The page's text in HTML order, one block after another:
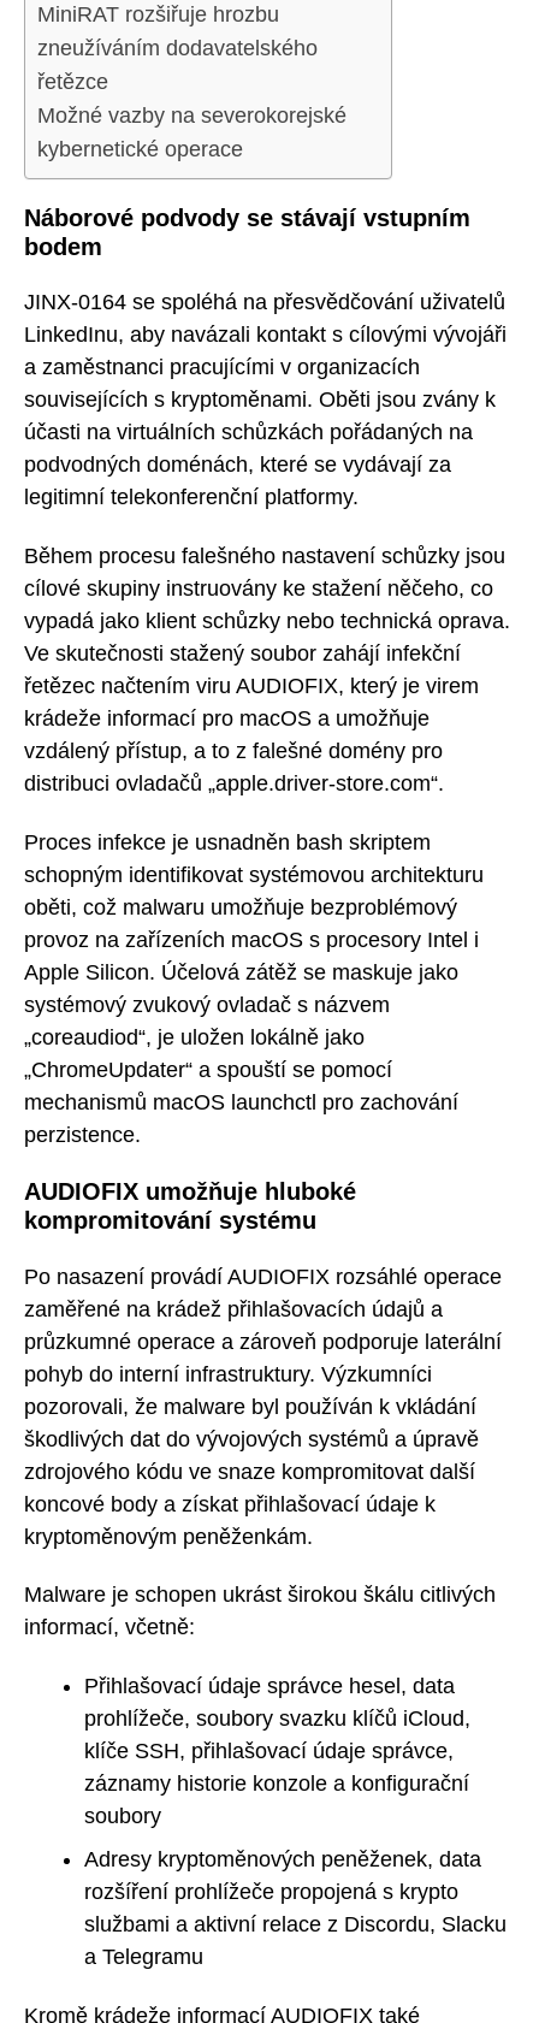
MiniRAT rozšiřuje hrozbu
zneužíváním dodavatelského
řetězce
Možné vazby na severokorejské
kybernetické operace
Náborové podvody se stávají vstupním
bodem
JINX-0164 se spoléhá na přesvědčování uživatelů
LinkedInu, aby navázali kontakt s cílovými vývojáři
a zaměstnanci pracujícími v organizacích
souvisejících s kryptoměnami. Oběti jsou zvány k
účasti na virtuálních schůzkách pořádaných na
podvodných doménách, které se vydávají za
legitimní telekonferenční platformy.
Během procesu falešného nastavení schůzky jsou
cílové skupiny instruovány ke stažení něčeho, co
vypadá jako klient schůzky nebo technická oprava.
Ve skutečnosti stažený soubor zahájí infekční
řetězec načtením viru AUDIOFIX, který je virem
krádeže informací pro macOS a umožňuje
vzdálený přístup, a to z falešné domény pro
distribuci ovladačů „apple.driver-store.com“.
Proces infekce je usnadněn bash skriptem
schopným identifikovat systémovou architekturu
oběti, což malwaru umožňuje bezproblémový
provoz na zařízeních macOS s procesory Intel i
Apple Silicon. Účelová zátěž se maskuje jako
systémový zvukový ovladač s názvem
„coreaudiod“, je uložen lokálně jako
„ChromeUpdater“ a spouští se pomocí
mechanismů macOS launchctl pro zachování
perzistence.
AUDIOFIX umožňuje hluboké
kompromitování systému
Po nasazení provádí AUDIOFIX rozsáhlé operace
zaměřené na krádež přihlašovacích údajů a
průzkumné operace a zároveň podporuje laterální
pohyb do interní infrastruktury. Výzkumníci
pozorovali, že malware byl používán k vkládání
škodlivých dat do vývojových systémů a úpravě
zdrojového kódu ve snaze kompromitovat další
koncové body a získat přihlašovací údaje k
kryptoměnovým peněženkám.
Malware je schopen ukrást širokou škálu citlivých
informací, včetně:
Přihlašovací údaje správce hesel, data
prohlížeče, soubory svazku klíčů iCloud,
klíče SSH, přihlašovací údaje správce,
záznamy historie konzole a konfigurační
soubory
Adresy kryptoměnových peněženek, data
rozšíření prohlížeče propojená s krypto
službami a aktivní relace z Discordu, Slacku
a Telegramu
Kromě krádeže informací AUDIOFIX také